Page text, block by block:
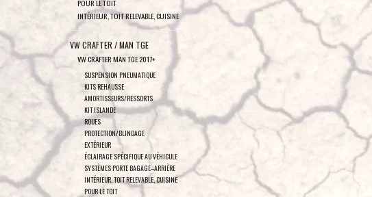
POUR LE TOIT
INTÉRIEUR, TOIT RELEVABLE, CUISINE
VW CRAFTER / MAN TGE
VW CRAFTER MAN TGE 2017+
SUSPENSION PNEUMATIQUE
KITS REHAUSSE
AMORTISSEURS/RESSORTS
KIT ISLANDE
ROUES
PROTECTION/BLINDAGE
EXTÉRIEUR
ÉCLAIRAGE SPÉCIFIQUE AU VÉHICULE
SYSTÈMES PORTE BAGAGE–ARRIÈRE
INTÉRIEUR, TOIT RELEVABLE, CUISINE
POUR LE TOIT